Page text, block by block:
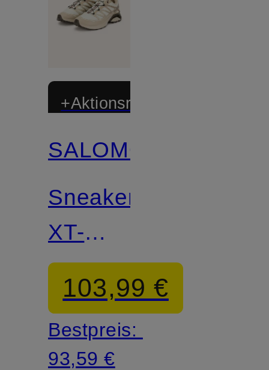
+Aktionsrabatt
SALOMON
Sneaker
XT-
PATHWAY
2
103,99 €
Bestpreis:
93,59 €